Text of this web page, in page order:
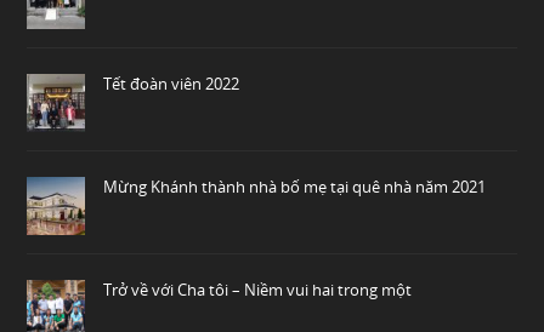
Tết đoàn viên 2022
Mừng Khánh thành nhà bố mẹ tại quê nhà năm 2021
Trở về với Cha tôi – Niềm vui hai trong một